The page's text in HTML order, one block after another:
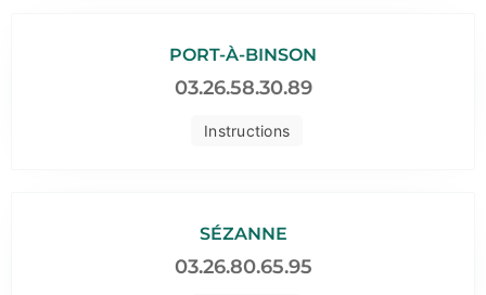
Instructions
PORT-À-BINSON
03.26.58.30.89
SÉZANNE
03.26.80.65.95